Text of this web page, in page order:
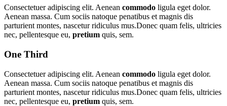
Consectetuer adipiscing elit. Aenean commodo ligula eget dolor.
Aenean massa. Cum sociis natoque penatibus et magnis dis
parturient montes, nascetur ridiculus mus.Donec quam felis, ultricies
nec, pellentesque eu, pretium quis, sem.
One Third
Consectetuer adipiscing elit. Aenean commodo ligula eget dolor.
Aenean massa. Cum sociis natoque penatibus et magnis dis
parturient montes, nascetur ridiculus mus.Donec quam felis, ultricies
nec, pellentesque eu, pretium quis, sem.